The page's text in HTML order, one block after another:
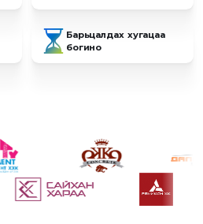
Барьцалдах хугацаа
богино